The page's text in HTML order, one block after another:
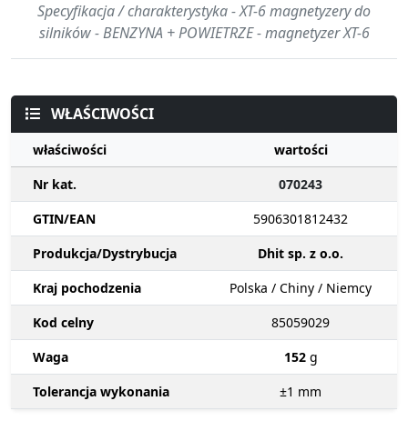
Specyfikacja / charakterystyka - XT-6 magnetyzery do
silników - BENZYNA + POWIETRZE - magnetyzer XT-6
WŁAŚCIWOŚCI
właściwości
wartości
Nr kat.
070243
GTIN/EAN
5906301812432
Produkcja/Dystrybucja
Dhit sp. z o.o.
Kraj pochodzenia
Polska / Chiny / Niemcy
Kod celny
85059029
Waga
152 g
Tolerancja wykonania
±1 mm